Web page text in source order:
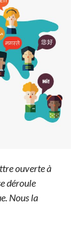
ouverte à
déroule
Nous la